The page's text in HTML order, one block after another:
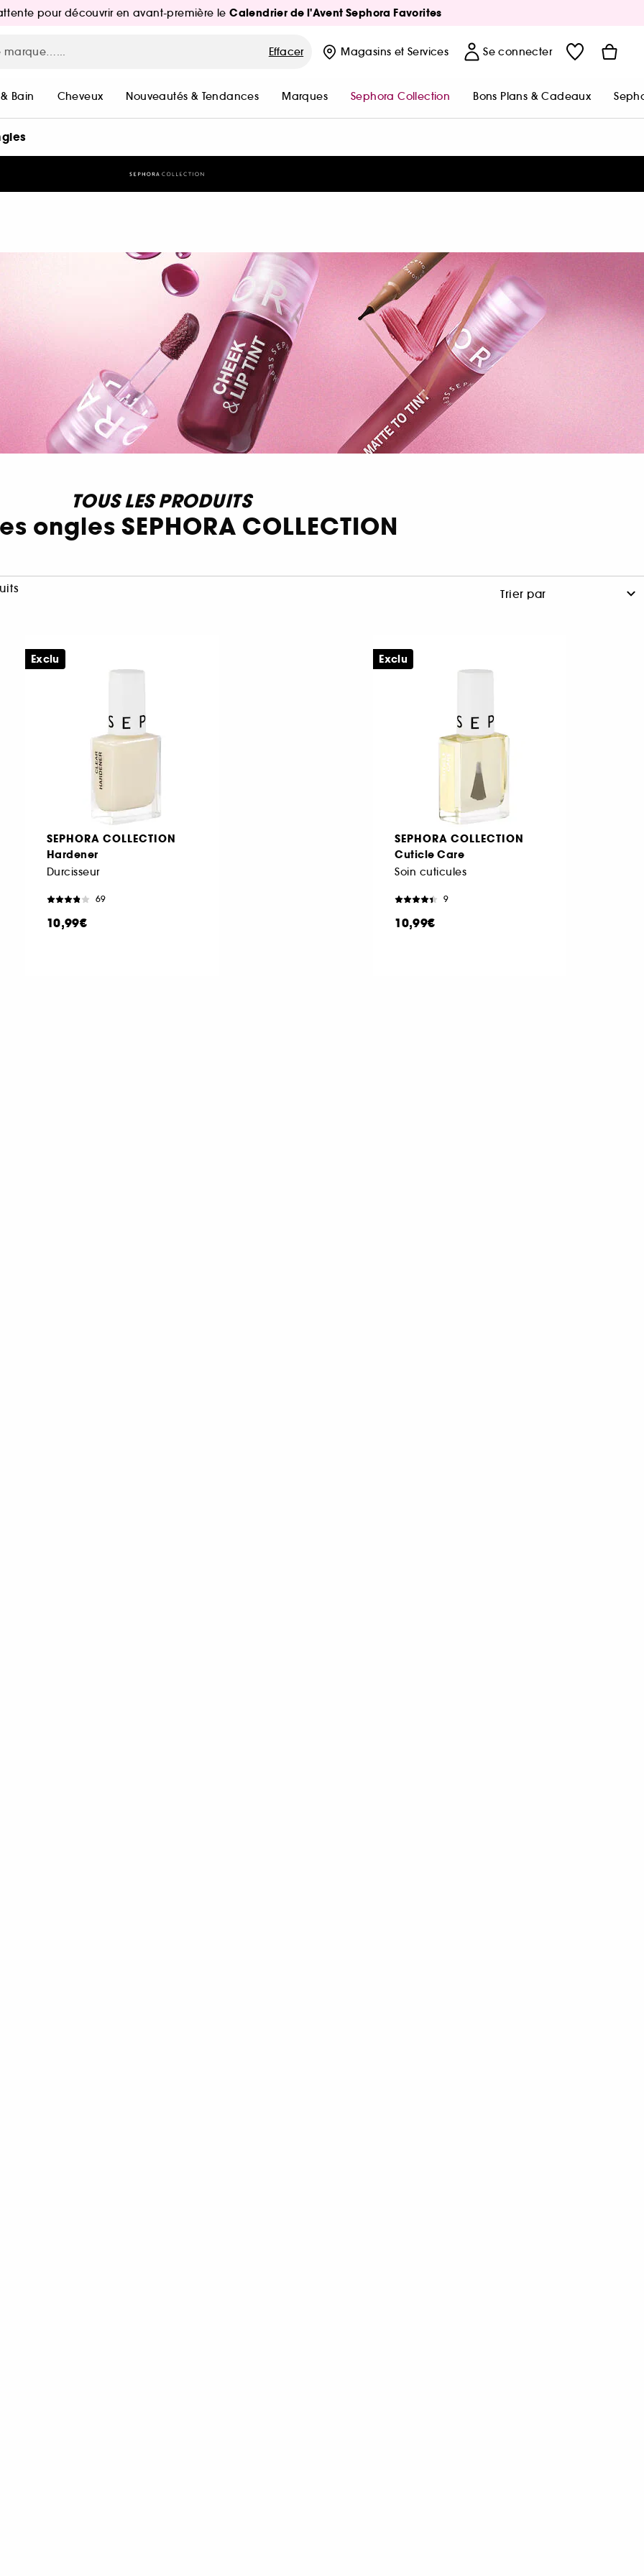
pour découvrir en avant-première leCalendrier de l'Avent Sephora Favorites
Effacer Magasins et Services Se connecter
Bain Cheveux Nouveautés & Tendances Marques Sephora Collection Bons Plans & Cadeaux
TOUS LES PRODUITS
ongles SEPHORA COLLECTION
SEPHORA COLLECTION
Hardener
Durcisseur
69
10,99€
Exclu
SEPHORA COLLECTION
Cuticle Care
Soin cuticules
9
10,99€
Exclu